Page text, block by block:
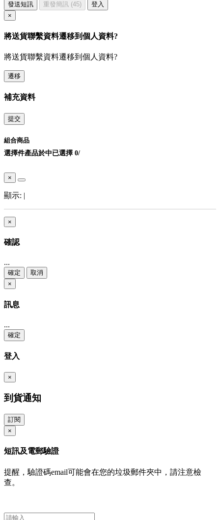
發送短訊 重發簡訊 (45)
登入
×
將送貨聯繫資料遷移到個人資料?
將送貨聯繫資料遷移到個人資料?
遷移
補充資料
提交
組合商品
選擇件產品於中已選擇 0/
×
顯示: |
×
確認
...
確定
取消
×
訊息
...
確定
登入
×
到貨通知
訂閱
×
短訊及電郵驗證
提醒，驗證碼email可能會在您的垃圾郵件夾中，請注意檢
查。